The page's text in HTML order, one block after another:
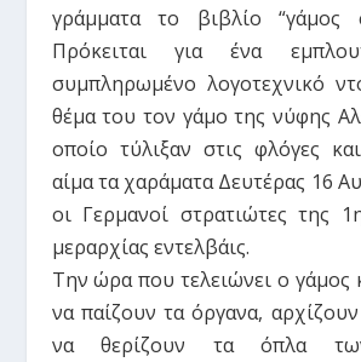
γράμματα το βιβλίο “γάμος
Πρόκειται για ένα
συμπληρωμένο λογοτεχνικό
θέμα του τον γάμο της νύφης
οποίο τύλιξαν στις φλόγες
αίμα τα χαράματα Δευτέρας 16
οι Γερμανοί στρατιώτες της
μεραρχίας εντελβάις.
Την ώρα που τελειώνει ο γάμος
να παίζουν τα όργανα,
να θερίζουν τα όπλα